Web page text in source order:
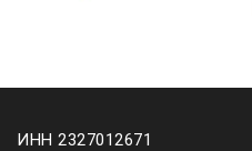
ИНН 2327012671